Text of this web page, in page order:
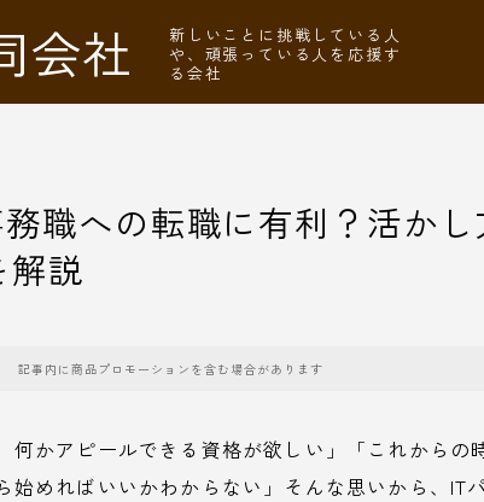
会社
新しいことに挑戦している人
や、頑張っている人を応援す
る会社
職への転職に有利？活か
解説
記事内に商品プロモーションを含む場合があります
何かアピールできる資格が欲しい」「これからの
始めればいいかわからない」そんな思いから、IT